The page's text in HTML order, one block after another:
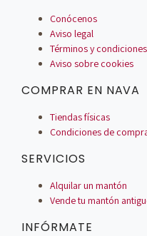
Conócenos
Aviso legal
Términos y
Aviso sobre cookies
COMPRAR EN NAVA
Tiendas físicas
Condiciones de
SERVICIOS
Alquilar un mantón
Vende tu mantón
INFÓRMATE